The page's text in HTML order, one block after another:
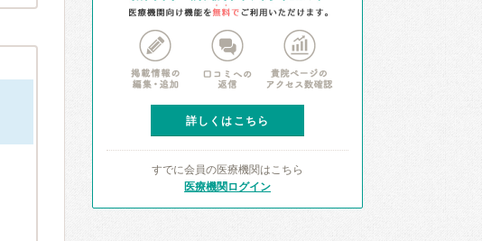
詳しくはこちら
すでに会員の医療機関はこちら
医療機関ログイン